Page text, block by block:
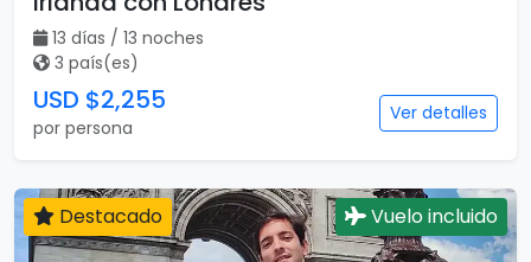
13 días
Irlanda con Londres
13 días / 13 noches
3 país(es)